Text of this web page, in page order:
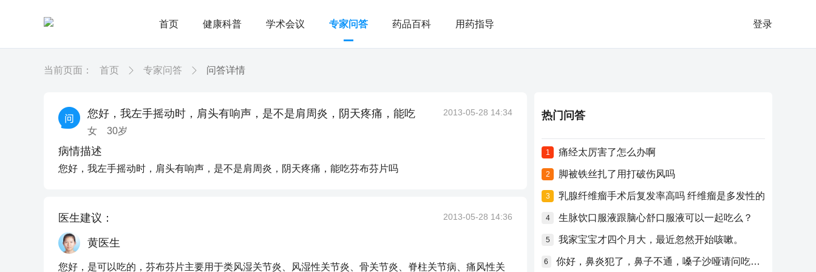
首页 健康科普 学术会议 专家问答 药品百科 用药指导 登录
当前页面： 首页 专家问答 问答详情
您好，我左手摇动时，肩头有响声，是不是肩周炎，阴天疼痛，能吃
女 30岁
2013-05-28 14:34
病情描述
您好，我左手摇动时，肩头有响声，是不是肩周炎，阴天疼痛，能吃芬布芬片吗
医生建议： 2013-05-28 14:36
黄医生
您好，是可以吃的，芬布芬片主要用于类风湿关节炎、风湿性关节炎、骨关节炎、脊柱关节病、痛风性关
热门问答
1 痛经太厉害了怎么办啊
2 脚被铁丝扎了用打破伤风吗
3 乳腺纤维瘤手术后复发率高吗 纤维瘤是多发性的
4 生脉饮口服液跟脑心舒口服液可以一起吃么？
5 我家宝宝才四个月大，最近忽然开始咳嗽。
6 你好，鼻炎犯了，鼻子不通，嗓子沙哑请问吃什么药比较好？